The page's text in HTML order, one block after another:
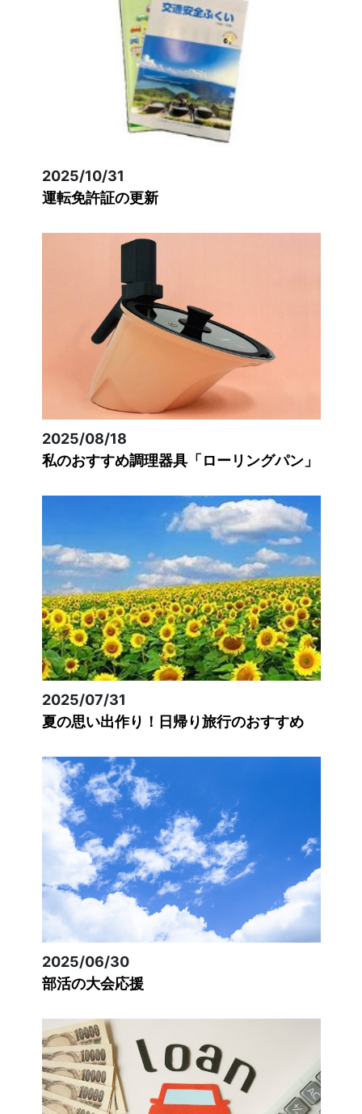
2025/10/31
運転免許証の更新
2025/08/18
私のおすすめ調理器具「ローリングパン」
2025/07/31
夏の思い出作り！日帰り旅行のおすすめ
2025/06/30
部活の大会応援